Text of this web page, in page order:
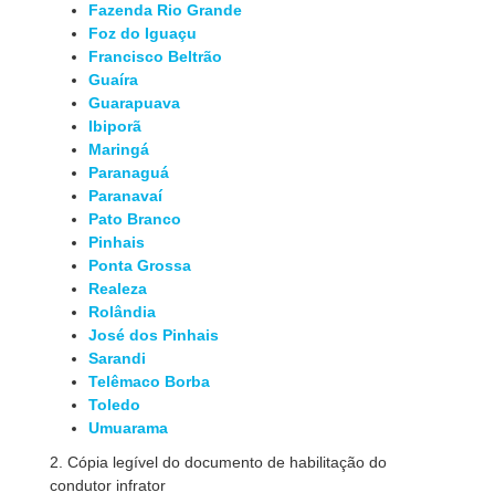
Fazenda Rio Grande
Foz do Iguaçu
Francisco Beltrão
Guaíra
Guarapuava
Ibiporã
Maringá
Paranaguá
Paranavaí
Pato Branco
Pinhais
Ponta Grossa
Realeza
Rolândia
José dos Pinhais
Sarandi
Telêmaco Borba
Toledo
Umuarama
2. Cópia legível do documento de habilitação do
condutor infrator